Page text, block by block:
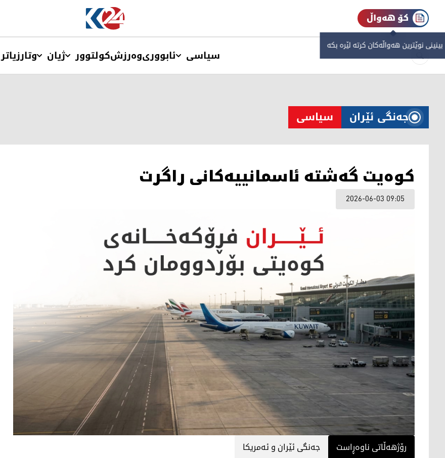
کۆ هەواڵ
نوێترین هەواڵەکان کرتە لێرە بکە
سیاسی ئابووریوەرزشکولتوور ژیان وتارزیاتر
جەنگی ئێران سیاسی
کوەیت گەشتە ئاسمانییەکانی راگرت
2026-06-03 09:05
رۆژهەڵاتی ناوەڕاست جەنگی ئێران و ئەمریکا